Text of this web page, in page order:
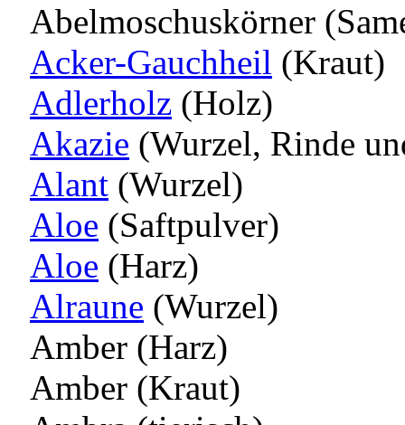
Abelmoschuskörner
Acker-Gauchheil (Kraut)
Adlerholz (Holz)
Akazie (Wurzel, Rinde
Alant (Wurzel)
Aloe (Saftpulver)
Aloe (Harz)
Alraune (Wurzel)
Amber (Harz)
Amber (Kraut)